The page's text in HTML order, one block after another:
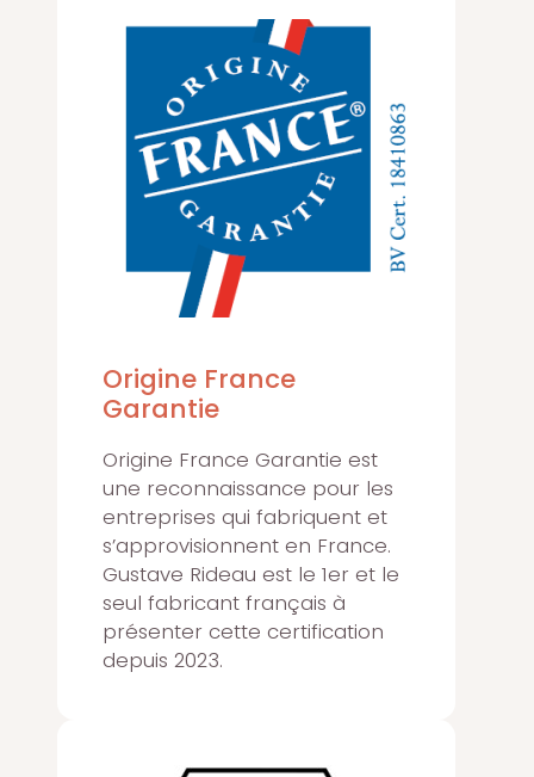
Origine France
Garantie
Origine France Garantie est
une reconnaissance pour les
entreprises qui fabriquent et
s’approvisionnent en France.
Gustave Rideau est le 1er et le
seul fabricant français à
présenter cette certification
depuis 2023.